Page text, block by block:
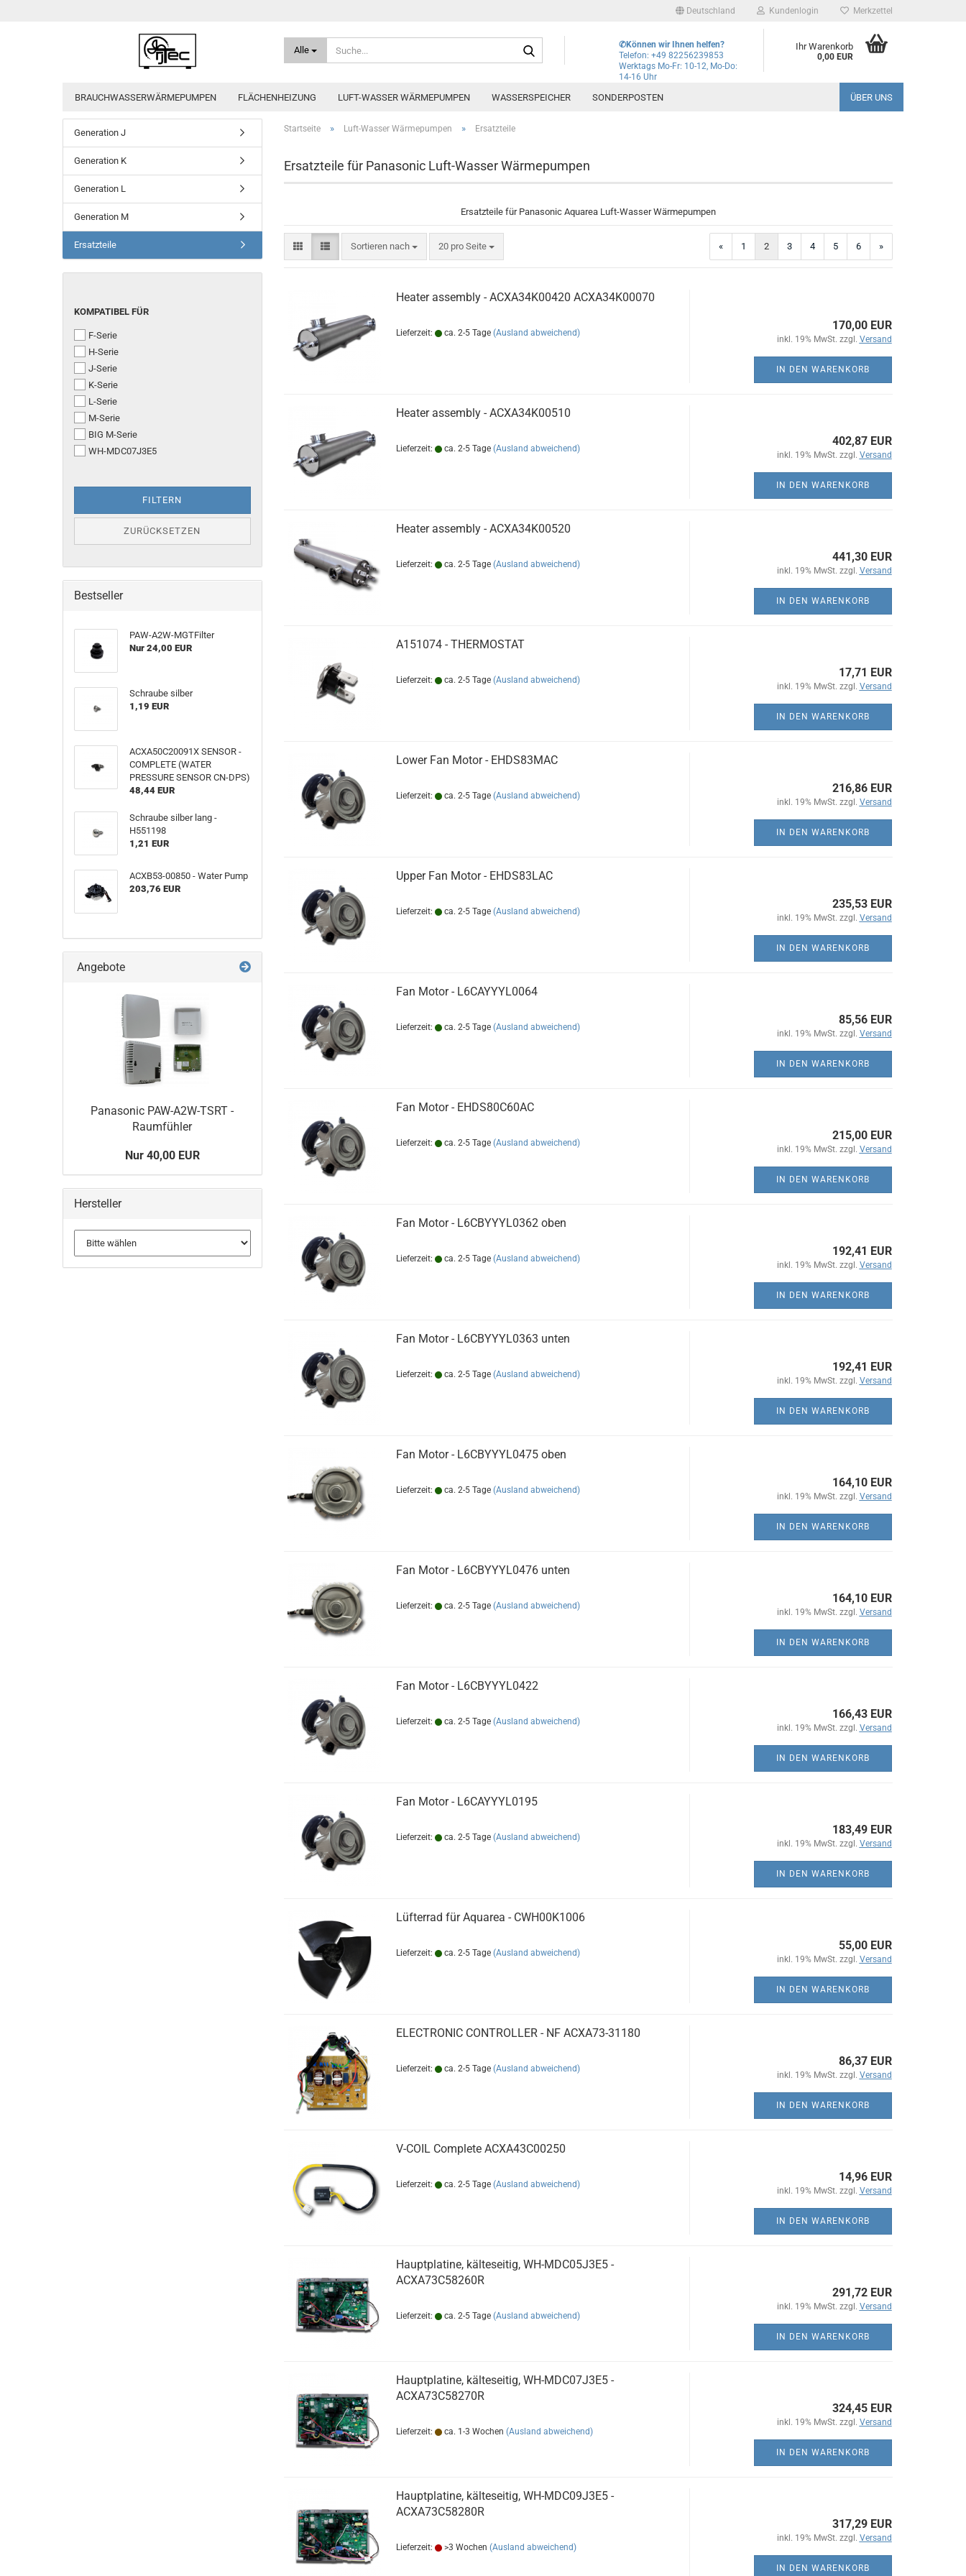
Deutschland
Lieferland
Kundenlogin
Konto erstellen
Passwort vergessen?
Schnelle Anmeldung mit
Merkzettel
Alle
✆Können wir Ihnen helfen?
Telefon: +49 82256239853
Werktags Mo-Fr: 10-12, Mo-Do:
14-16 Uhr
Ihr Warenkorb
0,00 EUR
BRAUCHWASSERWÄRMEPUMPEN FLÄCHENHEIZUNG LUFT-WASSER WÄRMEPUMPEN WASSERSPEICHER SONDERPOSTEN ÜBER UNS
Startseite » Luft-Wasser Wärmepumpen » Ersatzteile
Ersatzteile für Panasonic Luft-Wasser Wärmepumpen
Ersatzteile für Panasonic Aquarea Luft-Wasser Wärmepumpen
Sortieren nach
Sortieren nach 20 pro Seite
pro Seite « 1 2 3 4 5 6 »
Heater assembly - ACXA34K00420 ACXA34K00070
Lieferzeit: ca. 2-5 Tage (Ausland abweichend)
170,00 EUR
inkl. 19% MwSt. zzgl. Versand
IN DEN WARENKORB
Heater assembly - ACXA34K00510
Lieferzeit: ca. 2-5 Tage (Ausland abweichend)
402,87 EUR
inkl. 19% MwSt. zzgl. Versand
IN DEN WARENKORB
Heater assembly - ACXA34K00520
Lieferzeit: ca. 2-5 Tage (Ausland abweichend)
441,30 EUR
inkl. 19% MwSt. zzgl. Versand
IN DEN WARENKORB
A151074 - THERMOSTAT
Lieferzeit: ca. 2-5 Tage (Ausland abweichend)
17,71 EUR
inkl. 19% MwSt. zzgl. Versand
IN DEN WARENKORB
Lower Fan Motor - EHDS83MAC
Lieferzeit: ca. 2-5 Tage (Ausland abweichend)
216,86 EUR
inkl. 19% MwSt. zzgl. Versand
IN DEN WARENKORB
Upper Fan Motor - EHDS83LAC
Lieferzeit: ca. 2-5 Tage (Ausland abweichend)
235,53 EUR
inkl. 19% MwSt. zzgl. Versand
IN DEN WARENKORB
Fan Motor - L6CAYYYL0064
Lieferzeit: ca. 2-5 Tage (Ausland abweichend)
85,56 EUR
inkl. 19% MwSt. zzgl. Versand
IN DEN WARENKORB
Fan Motor - EHDS80C60AC
Lieferzeit: ca. 2-5 Tage (Ausland abweichend)
215,00 EUR
inkl. 19% MwSt. zzgl. Versand
IN DEN WARENKORB
Fan Motor - L6CBYYYL0362 oben
Lieferzeit: ca. 2-5 Tage (Ausland abweichend)
192,41 EUR
inkl. 19% MwSt. zzgl. Versand
IN DEN WARENKORB
Fan Motor - L6CBYYYL0363 unten
Lieferzeit: ca. 2-5 Tage (Ausland abweichend)
192,41 EUR
inkl. 19% MwSt. zzgl. Versand
IN DEN WARENKORB
Fan Motor - L6CBYYYL0475 oben
Lieferzeit: ca. 2-5 Tage (Ausland abweichend)
164,10 EUR
inkl. 19% MwSt. zzgl. Versand
IN DEN WARENKORB
Fan Motor - L6CBYYYL0476 unten
Lieferzeit: ca. 2-5 Tage (Ausland abweichend)
164,10 EUR
inkl. 19% MwSt. zzgl. Versand
IN DEN WARENKORB
Fan Motor - L6CBYYYL0422
Lieferzeit: ca. 2-5 Tage (Ausland abweichend)
166,43 EUR
inkl. 19% MwSt. zzgl. Versand
IN DEN WARENKORB
Fan Motor - L6CAYYYL0195
Lieferzeit: ca. 2-5 Tage (Ausland abweichend)
183,49 EUR
inkl. 19% MwSt. zzgl. Versand
IN DEN WARENKORB
Lüfterrad für Aquarea - CWH00K1006
Lieferzeit: ca. 2-5 Tage (Ausland abweichend)
55,00 EUR
inkl. 19% MwSt. zzgl. Versand
IN DEN WARENKORB
ELECTRONIC CONTROLLER - NF ACXA73-31180
Lieferzeit: ca. 2-5 Tage (Ausland abweichend)
86,37 EUR
inkl. 19% MwSt. zzgl. Versand
IN DEN WARENKORB
V-COIL Complete ACXA43C00250
Lieferzeit: ca. 2-5 Tage (Ausland abweichend)
14,96 EUR
inkl. 19% MwSt. zzgl. Versand
IN DEN WARENKORB
Hauptplatine, kälteseitig, WH-MDC05J3E5 -
ACXA73C58260R
Lieferzeit: ca. 2-5 Tage (Ausland abweichend)
291,72 EUR
inkl. 19% MwSt. zzgl. Versand
IN DEN WARENKORB
Hauptplatine, kälteseitig, WH-MDC07J3E5 -
ACXA73C58270R
Lieferzeit: ca. 1-3 Wochen (Ausland abweichend)
324,45 EUR
inkl. 19% MwSt. zzgl. Versand
IN DEN WARENKORB
Hauptplatine, kälteseitig, WH-MDC09J3E5 -
ACXA73C58280R
Lieferzeit: >3 Wochen (Ausland abweichend)
317,29 EUR
inkl. 19% MwSt. zzgl. Versand
IN DEN WARENKORB
Generation J
Generation K
Generation L
Generation M
Ersatzteile
KOMPATIBEL
KOMPATIBEL FÜR
F-Serie
H-Serie
J-Serie
K-Serie
L-Serie
M-Serie
BIG M-Serie
WH-MDC07J3E5
FILTERN
ZURÜCKSETZEN
Bestseller
PAW-A2W-MGTFilter
Nur 24,00 EUR
Schraube silber
1,19 EUR
ACXA50C20091X SENSOR -
COMPLETE (WATER
PRESSURE SENSOR CN-DPS)
48,44 EUR
Schraube silber lang -
H551198
1,21 EUR
ACXB53-00850 - Water Pump
203,76 EUR
Angebote
Panasonic PAW-A2W-TSRT -
Raumfühler
Nur 40,00 EUR
Hersteller